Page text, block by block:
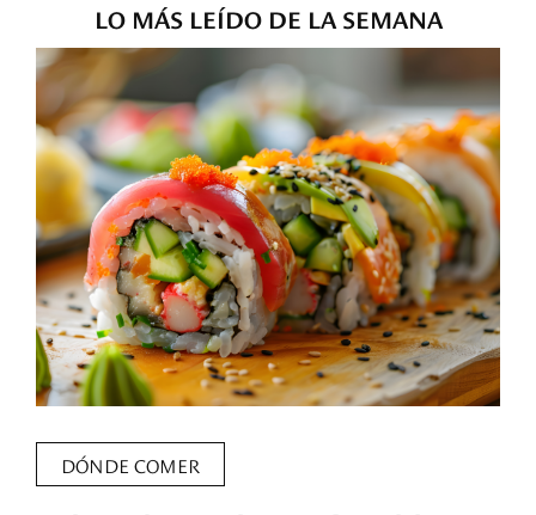
LO MÁS LEÍDO DE LA SEMANA
DÓNDE COMER